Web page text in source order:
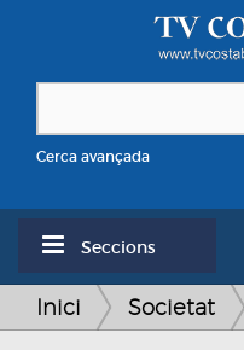
Cerca avançada
Seccions
Inici Societat